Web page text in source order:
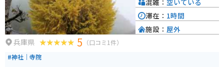
「千ヶ峰の銘水」が湧き出る町として知られています。道の駅では、この名
水を汲むこともできるので、ぜひお土産にどうぞ。また、地元産の新鮮な野
菜や果物も販売されており、地元の味覚を楽しむことができます。 道の駅 銀
の馬車道・神河は、自然豊かな場所に位置し、ドライブやツーリングの休憩
してもおすすめです。
兵庫県 5 （口コミ1件）
#神社｜寺院
滞在： 1時間
施設： 屋外